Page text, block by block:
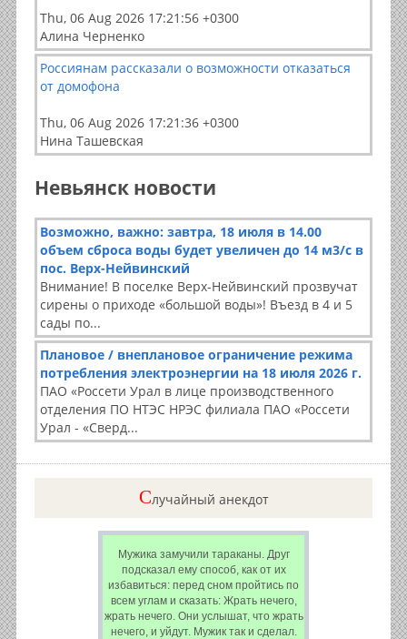
Thu, 06 Aug 2026 17:21:56 +0300
Алина Черненко
Россиянам рассказали о возможности отказаться
от домофона
Thu, 06 Aug 2026 17:21:36 +0300
Нина Ташевская
Невьянск новости
Возможно, важно: завтра, 18 июля в 14.00
объем сброса воды будет увеличен до 14 м3/с в
пос. Верх-Нейвинский
Внимание! В поселке Верх-Нейвинский прозвучат
сирены о приходе «большой воды»! Въезд в 4 и 5
сады по...
Плановое / внеплановое ограничение режима
потребления электроэнергии на 18 июля 2026 г.
ПАО «Россети Урал в лице производственного
отделения ПО НТЭС НРЭС филиала ПАО «Россети
Урал - «Сверд...
Cлучайный анекдот
Мужика замучили тараканы. Друг
подсказал ему способ, как от их
избавиться: перед сном пройтись по
всем углам и сказать: Жрать нечего,
жрать нечего. Они услышат, что жрать
нечего, и уйдут. Мужик так и сделал.